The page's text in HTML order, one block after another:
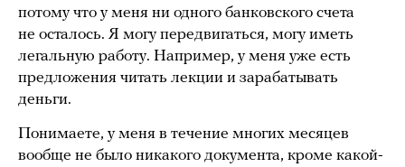
потому что у меня ни одного банковского счета
не осталось. Я могу передвигаться, могу иметь
легальную работу. Например, у меня уже есть
предложения читать лекции и зарабатывать
деньги.
Понимаете, у меня в течение многих месяцев
вообще не было никакого документа, кроме какой-